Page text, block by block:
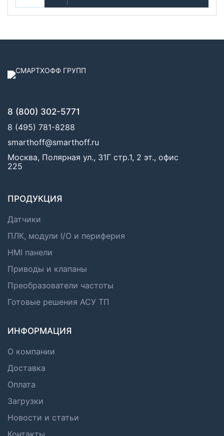
8 (800) 302-5771
8 (495) 781-8288
smarthoff@smarthoff.ru
Москва, Полярная ул., 31Г стр.1, 2 эт., офис
225
ПРОДУКЦИЯ
Датчики
ПЛК, модули I/O и периферия
HMI панели
Приводы и клапаны
Преобразователи частоты
Готовые решения АСУ ТП
ИНФОРМАЦИЯ
О компании
Доставка
Оплата
Загрузки
Новости и статьи
Контакты